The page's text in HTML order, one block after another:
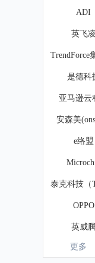
ADI
英飞凌
是德科
亚马逊云
安森美
e络盟
OPPO
英威
魏德米勒
更多